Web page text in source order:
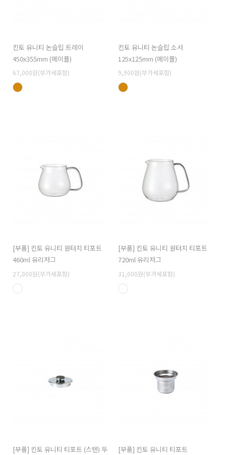
킨토 유니티 논슬립 트레이
450x355mm (메이플)
67,000원(부가세포함)
킨토 유니티 논슬립 소서
125x125mm (메이플)
9,900원(부가세포함)
[부품] 킨토 유니티 원터치 티포트
460ml 유리저그
27,000원(부가세포함)
[부품] 킨토 유니티 원터치 티포트
720ml 유리저그
31,000원(부가세포함)
[부품] 킨토 유니티 티포트 (스텐) 뚜
[부품] 킨토 유니티 티포트